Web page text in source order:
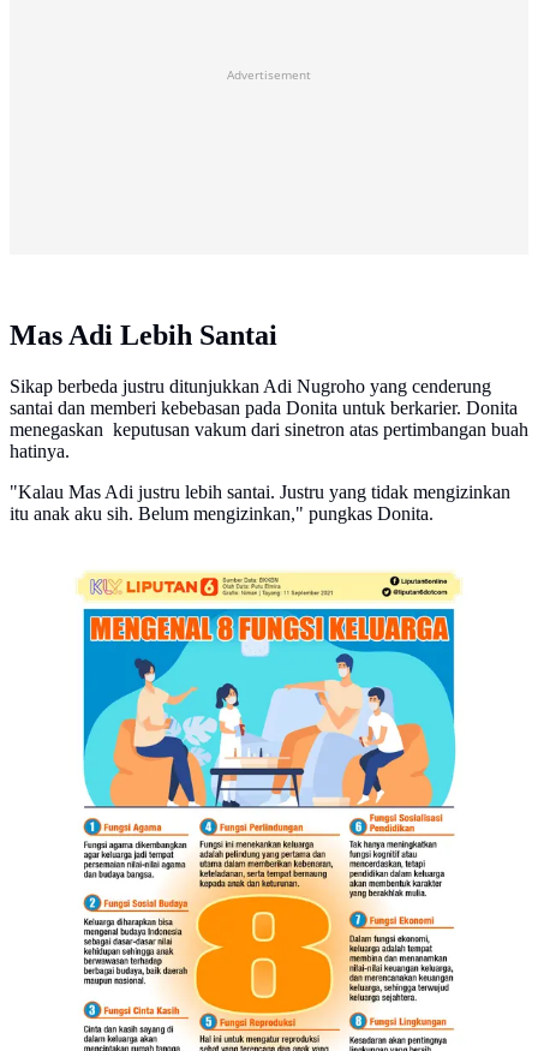
Advertisement
Mas Adi Lebih Santai
Sikap berbeda justru ditunjukkan Adi Nugroho yang cenderung
santai dan memberi kebebasan pada Donita untuk berkarier. Donita
menegaskan keputusan vakum dari sinetron atas pertimbangan buah
hatinya.
"Kalau Mas Adi justru lebih santai. Justru yang tidak mengizinkan
itu anak aku sih. Belum mengizinkan," pungkas Donita.